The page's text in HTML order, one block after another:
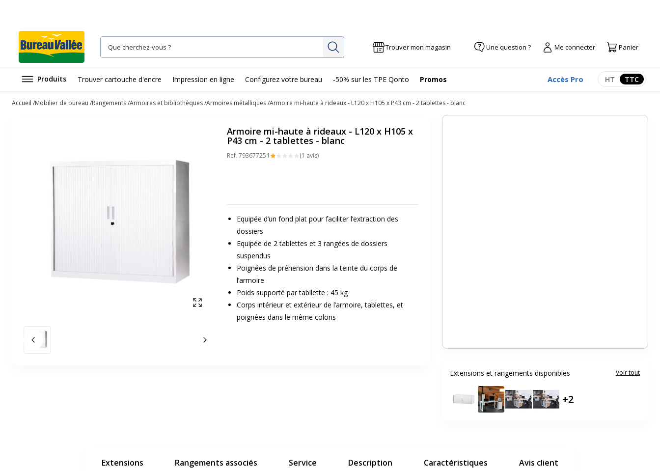
Rechercher Trouver mon magasin Une question ? Me connecter Panier
Produits Trouver cartouche d'encre Impression en ligne Configurez votre bureau -50% sur les TPE Qonto Promos Accès Pro Afficher les
HT TTC
Accueil Mobilier de bureau Rangements Armoires et bibliothèques Armoires métalliques Armoire mi-haute à rideaux - L120 x H105 x P43 cm - 2 tablettes - blanc
Afficher en plein écran
Slide précédent Slide suivant
Armoire mi-haute à rideaux - L120 x H105 x
P43 cm - 2 tablettes - blanc
Ref. 793677251 (1 avis)
Equipée d’un fond plat pour faciliter l’extraction des
dossiers
Equipée de 2 tablettes et 3 rangées de dossiers
suspendus
Poignées de préhension dans la teinte du corps de
l’armoire
Poids supporté par tabllette : 45 kg
Corps intérieur et extérieur de l’armoire, tablettes, et
poignées dans le même coloris
Extensions et rangements disponibles Voir tout
+2
Extensions Rangements associés Service Description Caractéristiques Avis client